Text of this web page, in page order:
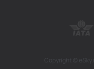
Copyright ©